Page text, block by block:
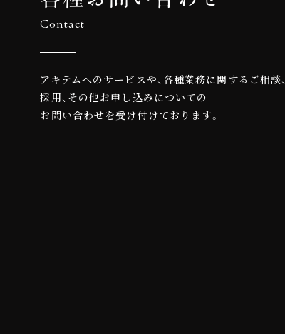
Contact
アキテムへのサービスや、各種業務に関するご相談、
採用、その他お申し込みについての
お問い合わせを受け付けております。